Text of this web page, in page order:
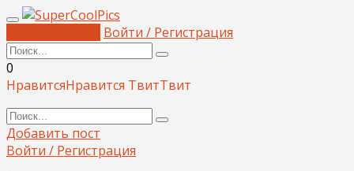
Войти / Регистрация
0
НравитсяНравится ТвитТвит
Добавить пост
Войти / Регистрация